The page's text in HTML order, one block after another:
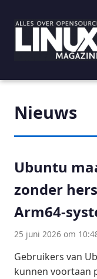
Nieuws
Ubuntu
zonder
Arm64-
25 juni 2026 om
Gebruikers van
kunnen voortaan